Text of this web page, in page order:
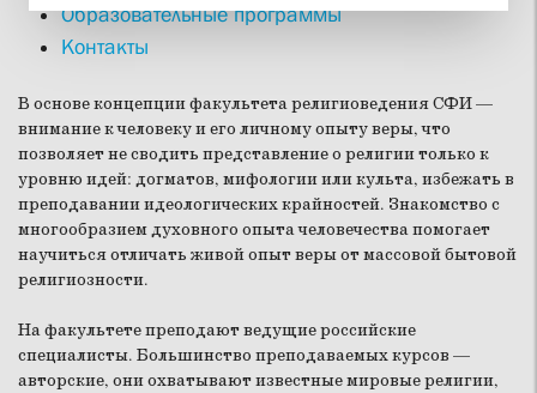
Образовательные программы
Контакты
В основе концепции факультета религиоведения СФИ —
внимание к человеку и его личному опыту веры, что
позволяет не сводить представление о религии только к
уровню идей: догматов, мифологии или культа, избежать в
преподавании идеологических крайностей. Знакомство с
многообразием духовного опыта человечества помогает
научиться отличать живой опыт веры от массовой бытовой
религиозности.
На факультете преподают ведущие российские
специалисты. Большинство преподаваемых курсов —
авторские, они охватывают известные мировые религии,